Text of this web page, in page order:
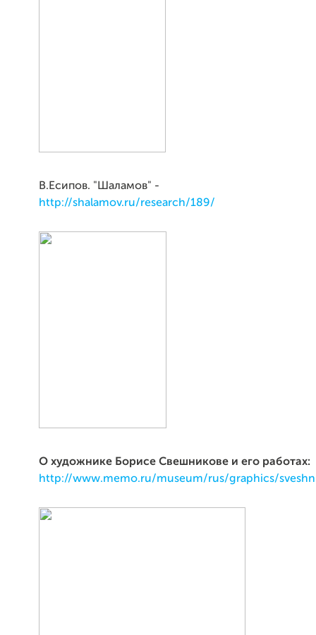
В.Есипов. "Шаламов" -
http://shalamov.ru/research/189/
О художнике Борисе Свешникове и его работах:
http://www.memo.ru/museum/rus/graphics/